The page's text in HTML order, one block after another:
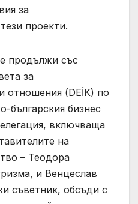
за
проекти.
продължи със
за
отношения (DEİK) по
българския бизнес
включваща
на
– Теодора
и Венцеслав
съветник, обсъди с